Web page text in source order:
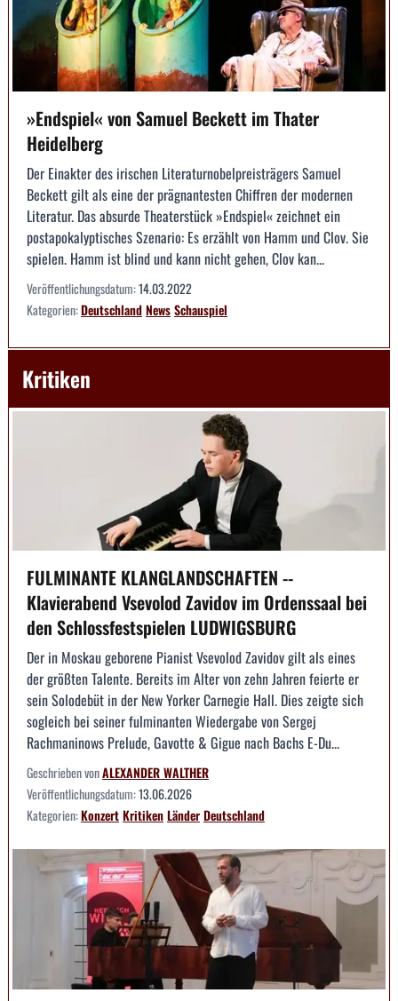
»Endspiel« von Samuel Beckett im Thater
Heidelberg
Der Einakter des irischen Literaturnobelpreisträgers Samuel
Beckett gilt als eine der prägnantesten Chiffren der modernen
Literatur. Das absurde Theaterstück »Endspiel« zeichnet ein
postapokalyptisches Szenario: Es erzählt von Hamm und Clov. Sie
spielen. Hamm ist blind und kann nicht gehen, Clov kan...
Veröffentlichungsdatum:14.03.2022
Kategorien:DeutschlandNewsSchauspiel
Kritiken
FULMINANTE KLANGLANDSCHAFTEN --
Klavierabend Vsevolod Zavidov im Ordenssaal bei
den Schlossfestspielen LUDWIGSBURG
Der in Moskau geborene Pianist Vsevolod Zavidov gilt als eines
der größten Talente. Bereits im Alter von zehn Jahren feierte er
sein Solodebüt in der New Yorker Carnegie Hall. Dies zeigte sich
sogleich bei seiner fulminanten Wiedergabe von Sergej
Rachmaninows Prelude, Gavotte & Gigue nach Bachs E-Du...
Geschrieben vonALEXANDER WALTHER
Veröffentlichungsdatum:13.06.2026
Kategorien:KonzertKritikenLänderDeutschland